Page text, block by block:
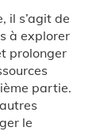
il s’agit de
à explorer
prolonger
partie.
le